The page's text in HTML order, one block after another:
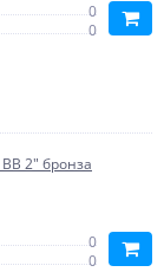
0
0
ВВ 2" бронза
0
0